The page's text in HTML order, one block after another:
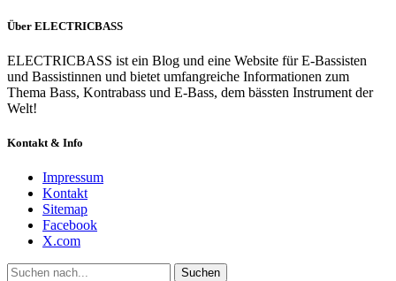
Über ELECTRICBASS
ELECTRICBASS ist ein Blog und eine Website für E-Bassisten
und Bassistinnen und bietet umfangreiche Informationen zum
Thema Bass, Kontrabass und E-Bass, dem bässten Instrument der
Welt!
Kontakt & Info
Impressum
Kontakt
Sitemap
Facebook
X.com